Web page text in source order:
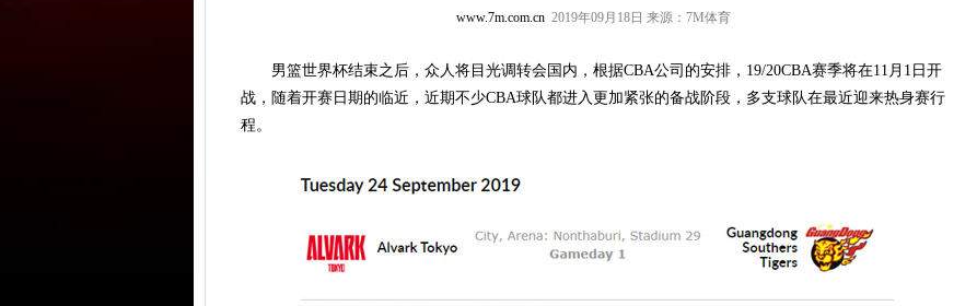
www.7m.com.cn2019年09月18日 来源：7M体育
男篮世界杯结束之后，众人将目光调转会国内，根据CBA公司的安排，19/20CBA赛季将在11月1日开
战，随着开赛日期的临近，近期不少CBA球队都进入更加紧张的备战阶段，多支球队在最近迎来热身赛行
程。